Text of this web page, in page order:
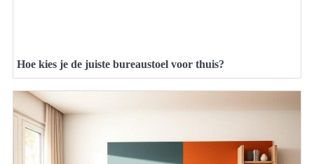
Hoe kies je de juiste bureaustoel voor thuis?